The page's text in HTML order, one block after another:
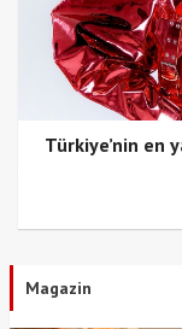
Türkiye’nin en
Magazin